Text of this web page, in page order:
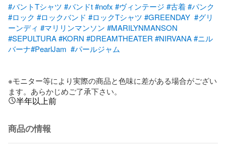
#バントTシャツ #バンドt#nofx #ヴィンテージ #古着#パンク
#ロック #ロックバンド #ロックTシャツ #GREENDAY #グリ
ーンディ #マリリンマンソン #MARILYNMANSON
#SEPULTURA#KORN #DREAMTHEATER #NIRVANA#ニル
バーナ#PearlJam #パールジャム
※モニター等により実際の商品と色味に差がある場合がござい
ます。あらかじめご了承下さい。
半年以上前
商品の情報